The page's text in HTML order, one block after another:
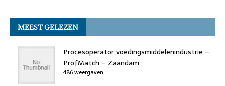
MEEST GELEZEN
Procesoperator voedingsmiddelenindustrie –
ProfMatch – Zaandam
486 weergaven